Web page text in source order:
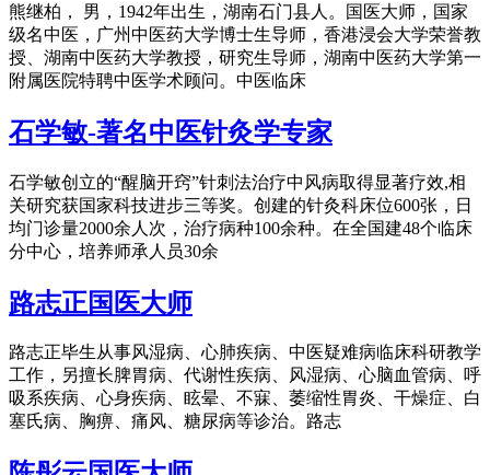
熊继柏， 男，1942年出生，湖南石门县人。国医大师，国家
级名中医，广州中医药大学博士生导师，香港浸会大学荣誉教
授、湖南中医药大学教授，研究生导师，湖南中医药大学第一
附属医院特聘中医学术顾问。中医临床
石学敏-著名中医针灸学专家
石学敏创立的“醒脑开窍”针刺法治疗中风病取得显著疗效,相
关研究获国家科技进步三等奖。创建的针灸科床位600张，日
均门诊量2000余人次，治疗病种100余种。在全国建48个临床
分中心，培养师承人员30余
路志正国医大师
路志正毕生从事风湿病、心肺疾病、中医疑难病临床科研教学
工作，另擅长脾胃病、代谢性疾病、风湿病、心脑血管病、呼
吸系疾病、心身疾病、眩晕、不寐、萎缩性胃炎、干燥症、白
塞氏病、胸痹、痛风、糖尿病等诊治。路志